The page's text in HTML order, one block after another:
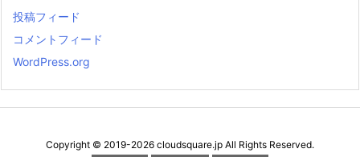
投稿フィード
コメントフィード
WordPress.org
Copyright © 2019-2026 cloudsquare.jp All Rights Reserved.